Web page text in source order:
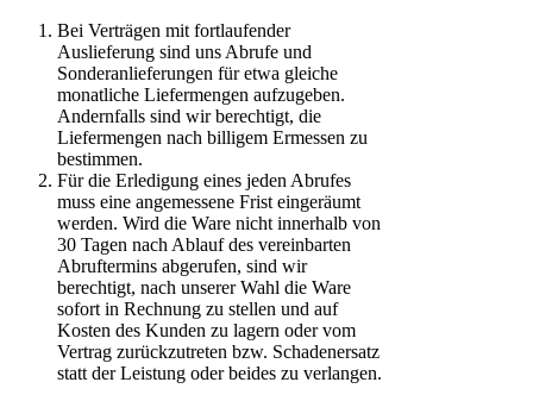
Bei Verträgen mit fortlaufender
Auslieferung sind uns Abrufe und
Sonderanlieferungen für etwa gleiche
monatliche Liefermengen aufzugeben.
Andernfalls sind wir berechtigt, die
Liefermengen nach billigem Ermessen zu
bestimmen.
Für die Erledigung eines jeden Abrufes
muss eine angemessene Frist eingeräumt
werden. Wird die Ware nicht innerhalb von
30 Tagen nach Ablauf des vereinbarten
Abruftermins abgerufen, sind wir
berechtigt, nach unserer Wahl die Ware
sofort in Rechnung zu stellen und auf
Kosten des Kunden zu lagern oder vom
Vertrag zurückzutreten bzw. Schadenersatz
statt der Leistung oder beides zu verlangen.